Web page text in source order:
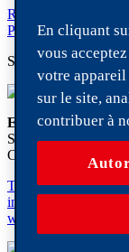
Retrouve ici ton
Précédent
Säntis 2502 m d’alt.
Ernst Sutter AG
Schlachthofstrasse 20
CH-9200 Gossau
T. +41 (0) 58 476 30
info@
www.ernstsutter.ch
En cliquant
vous
votre
sur le site,
contribuer à